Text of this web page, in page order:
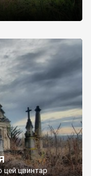
цей цвинтар